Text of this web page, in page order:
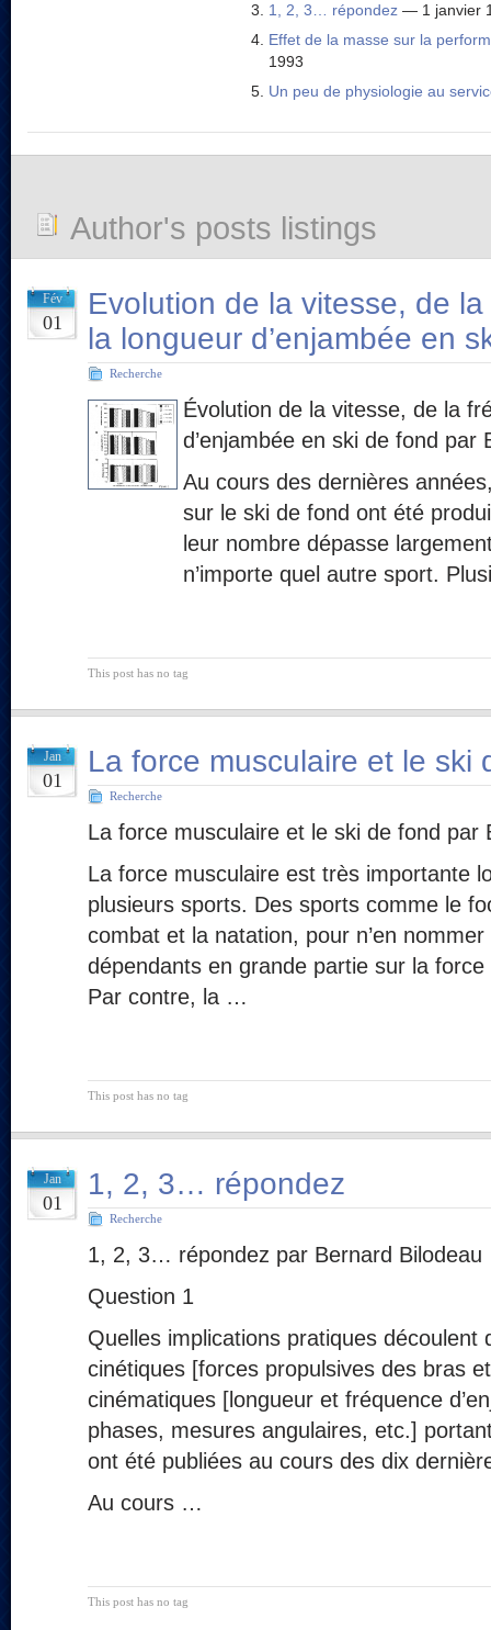
1, 2, 3… répondez — 1 janvier
Effet de la masse sur la
1993
Un peu de physiologie au
Author's posts listings
Fév
01
Evolution de la vitesse, de
la longueur d’enjambée en
Recherche
Évolution de la vitesse, de la
d’enjambée en ski de fond par
Au cours des dernières
sur le ski de fond ont été
leur nombre dépasse
n’importe quel autre sport.
This post has no tag
Jan
01
La force musculaire et le ski
Recherche
La force musculaire et le ski de fond par
La force musculaire est très importante
plusieurs sports. Des sports comme le
combat et la natation, pour n’en
dépendants en grande partie sur la
Par contre, la …
This post has no tag
Jan
01
1, 2, 3… répondez
Recherche
1, 2, 3… répondez par Bernard Bilodeau
Question 1
Quelles implications pratiques découlent
cinétiques [forces propulsives des bras
cinématiques [longueur et fréquence
phases, mesures angulaires, etc.]
ont été publiées au cours des dix
Au cours …
This post has no tag